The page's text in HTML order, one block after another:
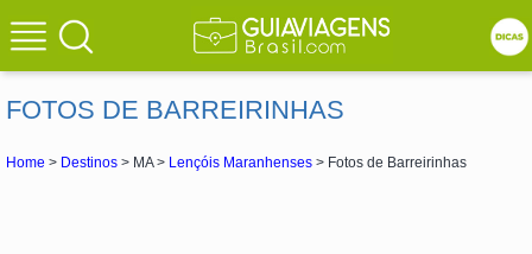
FOTOS DE BARREIRINHAS
Home > Destinos > MA > Lençóis Maranhenses > Fotos de Barreirinhas